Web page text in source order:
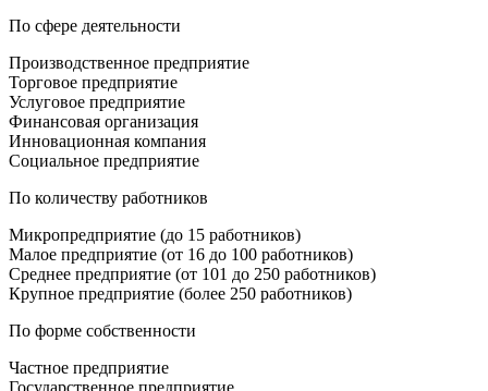
По сфере деятельности
Производственное предприятие
Торговое предприятие
Услуговое предприятие
Финансовая организация
Инновационная компания
Социальное предприятие
По количеству работников
Микропредприятие (до 15 работников)
Малое предприятие (от 16 до 100 работников)
Среднее предприятие (от 101 до 250 работников)
Крупное предприятие (более 250 работников)
По форме собственности
Частное предприятие
Государственное предприятие